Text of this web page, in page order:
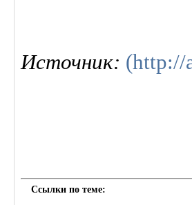
Источник: (http://
Ссылки по теме: